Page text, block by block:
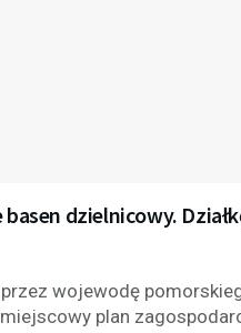
dzielnicowy.
wojewodę
plan